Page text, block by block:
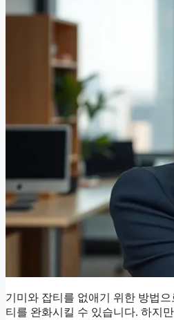
기미와 잡티를 없애기 위한 방법
티를 완화시킬 수 있습니다. 하지